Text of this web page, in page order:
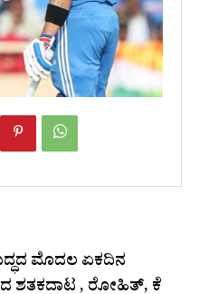
ಮೊದಲ ಏಕದಿನ
ಶತಕದಾಟ , ರೋಹಿತ್, ಕೆ